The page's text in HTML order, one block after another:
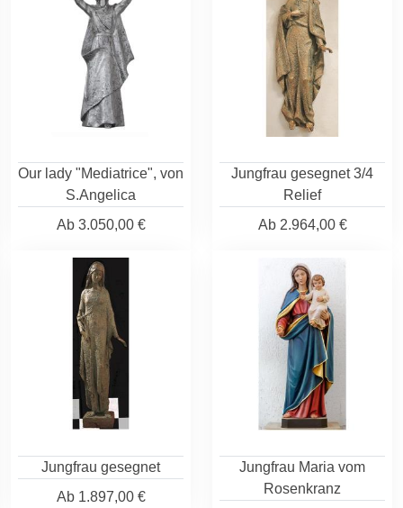
Our lady "Mediatrice", von
S.Angelica
Ab3.050,00 €
Jungfrau gesegnet 3/4
Relief
Ab2.964,00 €
Jungfrau gesegnet
Ab1.897,00 €
Jungfrau Maria vom
Rosenkranz